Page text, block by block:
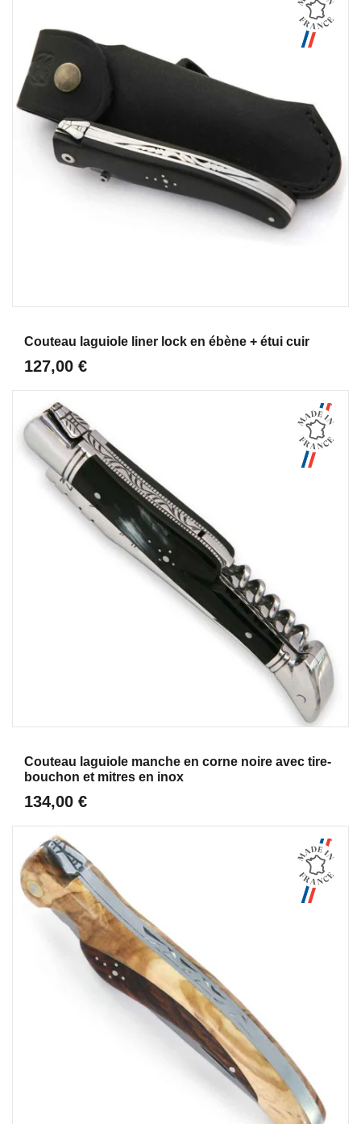
Couteau laguiole liner lock en ébène + étui cuir
127,00 €
Couteau laguiole manche en corne noire avec tire-
bouchon et mitres en inox
134,00 €